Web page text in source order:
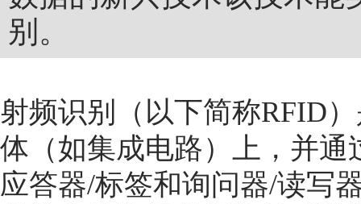
别。
射频识别
（以下简称RFID
体（如集成电路）上，并
应答器/标签和询问器/读写